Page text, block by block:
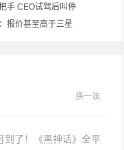
手 CEO试驾后叫停
报价甚至高于三星
换一波
到了！《黑神话》全平